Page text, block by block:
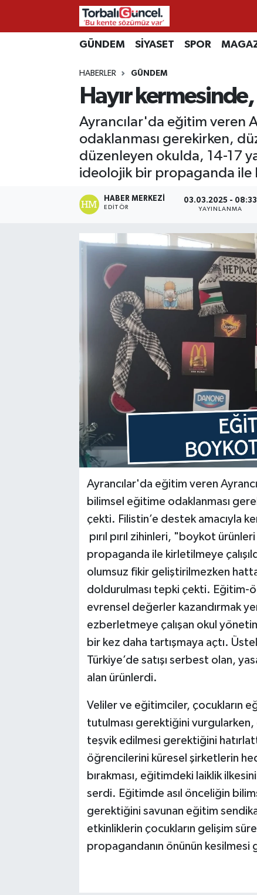
GÜNDEM SİYASET SPOR
HABERLER GÜNDEM
Hayır
Ayrancılar'da eğitim veren
odaklanması gerekirken,
düzenleyen okulda, 14-17
ideolojik bir propaganda ile
HABER MERKEZI
EDITÖR
03.03.2025 - 08:33
YAYINLANMA
Ayrancılar'da eğitim veren
bilimsel eğitime odaklanması
çekti. Filistin’e destek amacıyla
pırıl pırıl zihinleri, "boykot
propaganda ile kirletilmeye
olumsuz fikir geliştirilmezken
doldurulması tepki çekti. Eğitim-
evrensel değerler kazandırmak
ezberletmeye çalışan okul
bir kez daha tartışmaya açtı.
Türkiye’de satışı serbest olan,
alan ürünlerdi.
Veliler ve eğitimciler, çocukların
tutulması gerektiğini vurgularken,
teşvik edilmesi gerektiğini
öğrencilerini küresel şirketlerin
bırakması, eğitimdeki laiklik
serdi. Eğitimde asıl önceliğin
gerektiğini savunan eğitim
etkinliklerin çocukların gelişim
propagandanın önünün
İzmir Nöbetçi Eczaneler
İzmir Hava Durumu
İzmir Namaz Vakitleri
İzmir Trafik Yoğunluk Haritası
Süper Lig Puan Durumu ve Fikstür
Tüm Manşetler